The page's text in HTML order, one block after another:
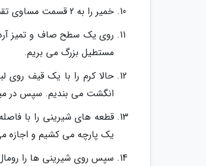
خمیر را به 2 قسمت مساوی تقسیم می کنیم.
روی یک سطح صاف و تمیز
مستطیل بزرگ می بریم.
حالا کرم را با یک قیف روی
انگشت می بندیم. سپس در
قطعه های شیرینی را با
یک پارچه می کشیم و اجازه می دهیم 20 دقیقه
سپس روی شیرینی ها را